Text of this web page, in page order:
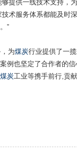
够提供一线技术支持，为
技术服务体系都能及时
”
为煤炭行业提供了一
例也坚定了合作者的
煤炭工业等携手前行,贡